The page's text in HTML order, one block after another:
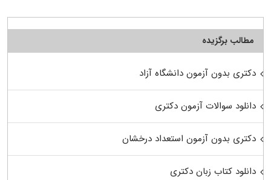
مطالب برگزیده
دکتری بدون آزمون دانشگاه آزاد
دانلود سوالات آزمون دکتری
دکتری بدون آزمون استعداد درخشان
دانلود کتاب زبان دکتری